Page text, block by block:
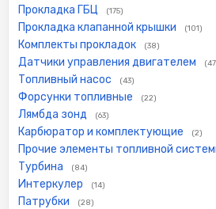
Прокладка ГБЦ (175)
Прокладка клапанной крышки (101)
Комплекты прокладок (38)
Датчики управления двигателем
Топливный насос (43)
Форсунки топливные (22)
Лямбда зонд (63)
Карбюратор и комплектующие (2)
Прочие элементы топливной
Турбина (84)
Интеркулер (14)
Патрубки (28)